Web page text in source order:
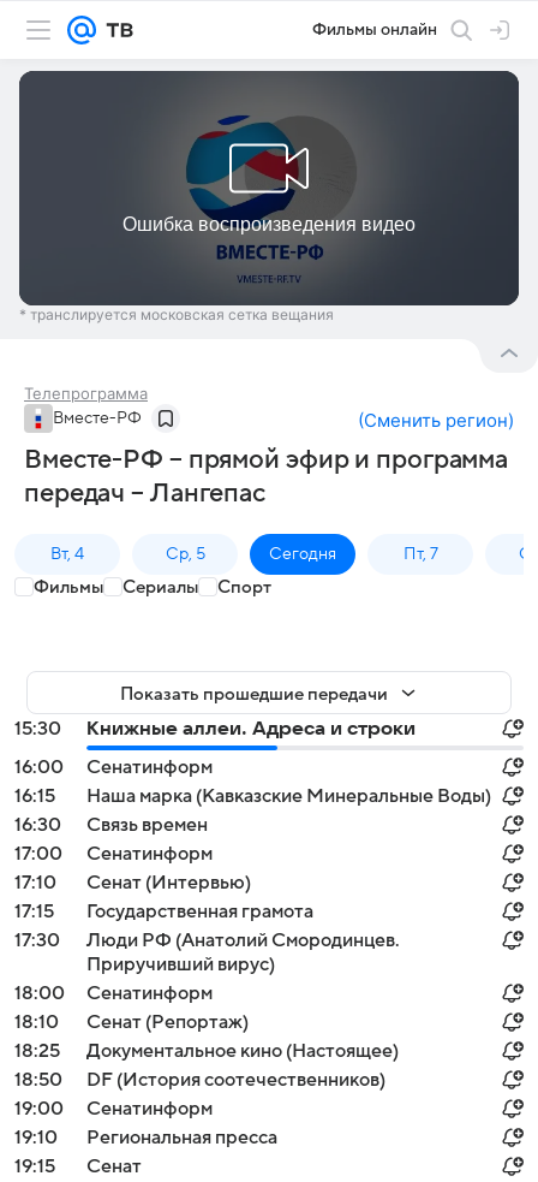
Фильмы онлайн
* транслируется московская сетка вещания
Телепрограмма
Вместе-РФ (Сменить регион)
Вместе-РФ – прямой эфир и программа
передач – Лангепас
Вт, 4 Ср, 5 Сегодня Пт, 7
Фильмы Сериалы Спорт
Показать прошедшие передачи
15:30
Книжные аллеи. Адреса и строки
16:00
Сенатинформ
16:15
Наша марка (Кавказские Минеральные Воды)
16:30
Связь времен
17:00
Сенатинформ
17:10
Сенат (Интервью)
17:15
Государственная грамота
17:30
Люди РФ (Анатолий Смородинцев.
Приручивший вирус)
18:00
Сенатинформ
18:10
Сенат (Репортаж)
18:25
Документальное кино (Настоящее)
18:50
DF (История соотечественников)
19:00
Сенатинформ
19:10
Региональная пресса
19:15
Сенат